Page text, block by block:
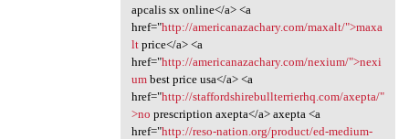
apcalis sx online</a> <a
href="http://americanazachary.com/maxalt/">maxa
ltprice</a> <a
href="http://americanazachary.com/nexium/">nexi
umbest price usa</a> <a
href="http://staffordshirebullterrierhq.com/axepta/"
>no prescription axepta</a> axepta <a
href="http://reso-nation.org/product/ed-medium-